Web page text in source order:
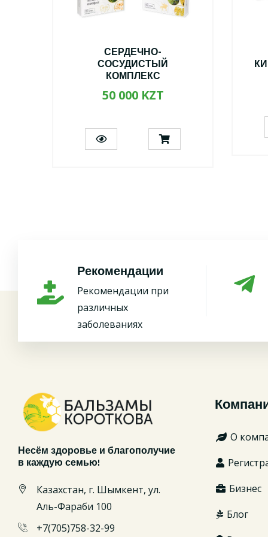
СЕРДЕЧНО-
СОСУДИСТЫЙ
КОМПЛЕКС
50 000 KZT
Рекомендации
Рекомендации при
различных
заболеваниях
Несём здоровье и благополучие
в каждую семью!
Казахстан, г. Шымкент, ул.
Аль-Фараби 100
+7(705)758-32-99
О
Бизнес
Блог